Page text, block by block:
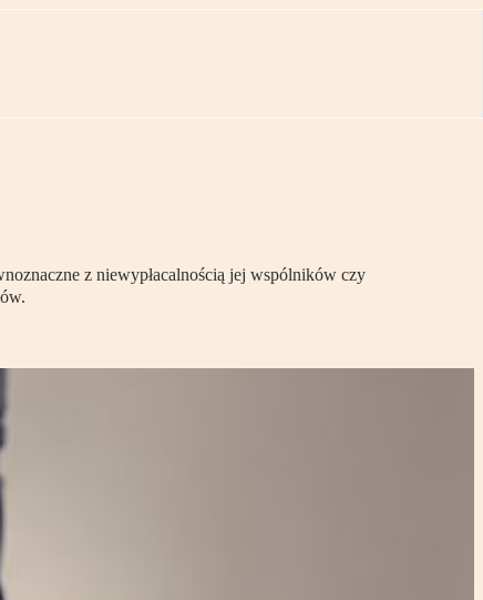
z niewypłacalnością jej wspólników czy